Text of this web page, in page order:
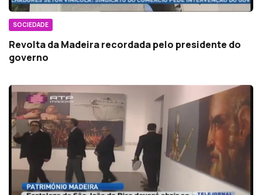
SOCIEDADE
Revolta da Madeira recordada pelo presidente do
governo